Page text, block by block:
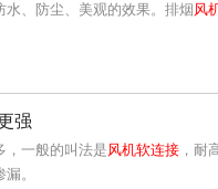
、防尘、美观的效果。排烟风
强
，一般的叫法是风机软连接 ，耐
。